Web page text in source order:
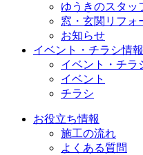
ゆうきのスタッ
窓・玄関リフォ
お知らせ
イベント・チラシ情報
イベント・チラ
イベント
チラシ
お役立ち情報
施工の流れ
よくある質問